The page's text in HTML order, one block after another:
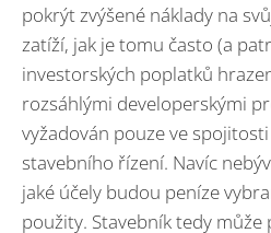
pokrýt zvýšené náklady na
zatíží, jak je tomu často (a
investorských poplatků
rozsáhlými developerskými
vyžadován pouze ve
stavebního řízení. Navíc
jaké účely budou peníze
použity. Stavebník tedy